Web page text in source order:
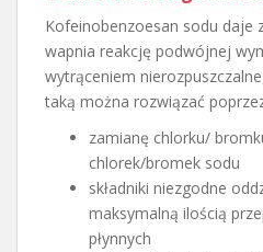
Kofeinobenzoesan sodu daje
wapnia reakcję podwójnej
wytrąceniem
taką można rozwiązać
zamianę chlorku/
chlorek/bromek sodu
składniki niezgodne
maksymalną ilością
płynnych